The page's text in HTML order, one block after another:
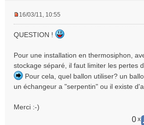
s
a
g
e
l
16/03/11, 10:55
QUESTION !
Pour une installation en thermosiphon,
stockage séparé, il faut limiter les pertes
Pour cela, quel ballon utiliser? un
un échangeur a "serpentin" ou il existe
Merci :-)
0 x